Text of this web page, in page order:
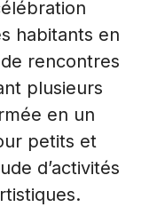
habitants en
rencontres
plusieurs
en un
petits et
d’activités